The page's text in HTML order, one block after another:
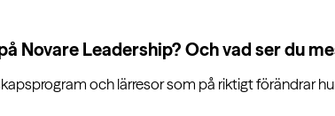
Novare Leadership? Och vad ser du
och lärresor som på riktigt förändrar